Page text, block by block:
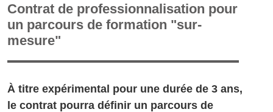
Contrat de professionnalisation pour
un parcours de formation "sur-
mesure"
À titre expérimental pour une durée de 3 ans,
le contrat pourra définir un parcours de